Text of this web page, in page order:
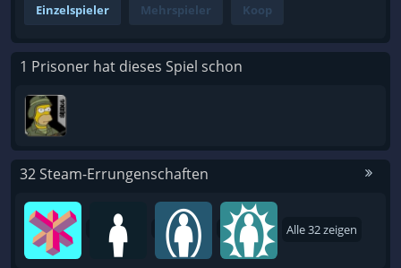
Einzelspieler Mehrspieler Koop
1 Prisoner hat dieses Spiel schon
32 Steam-Errungenschaften
Alle 32 zeigen